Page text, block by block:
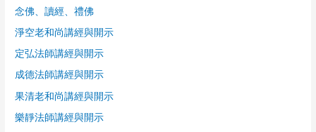
念佛、讀經、禮佛
淨空老和尚講經與開示
定弘法師講經與開示
成德法師講經與開示
果清老和尚講經與開示
樂靜法師講經與開示